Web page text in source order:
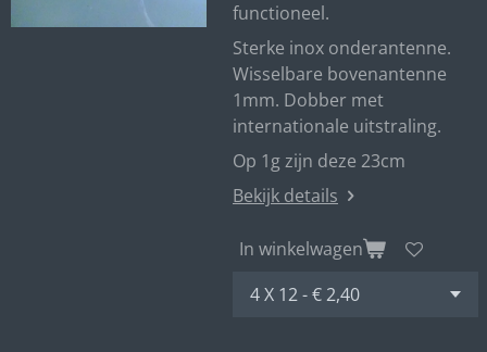
functioneel.
Sterke inox onderantenne.
Wisselbare bovenantenne
1mm. Dobber met
internationale uitstraling.
Op 1g zijn deze 23cm
Bekijk details
In winkelwagen